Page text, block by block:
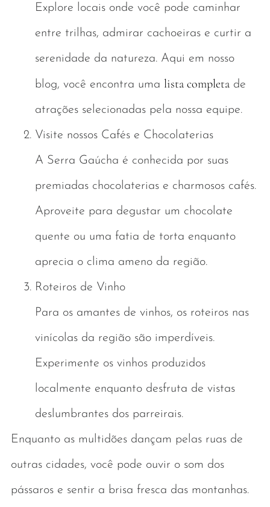
Explore locais onde você pode caminhar
entre trilhas, admirar cachoeiras e curtir a
serenidade da natureza. Aqui em nosso
blog, você encontra uma lista completa de
atrações selecionadas pela nossa equipe.
Visite nossos Cafés e Chocolaterias
A Serra Gaúcha é conhecida por suas
premiadas chocolaterias e charmosos cafés.
Aproveite para degustar um chocolate
quente ou uma fatia de torta enquanto
aprecia o clima ameno da região.
Roteiros de Vinho
Para os amantes de vinhos, os roteiros nas
vinícolas da região são imperdíveis.
Experimente os vinhos produzidos
localmente enquanto desfruta de vistas
deslumbrantes dos parreirais.
Enquanto as multidões dançam pelas ruas de
outras cidades, você pode ouvir o som dos
pássaros e sentir a brisa fresca das montanhas.